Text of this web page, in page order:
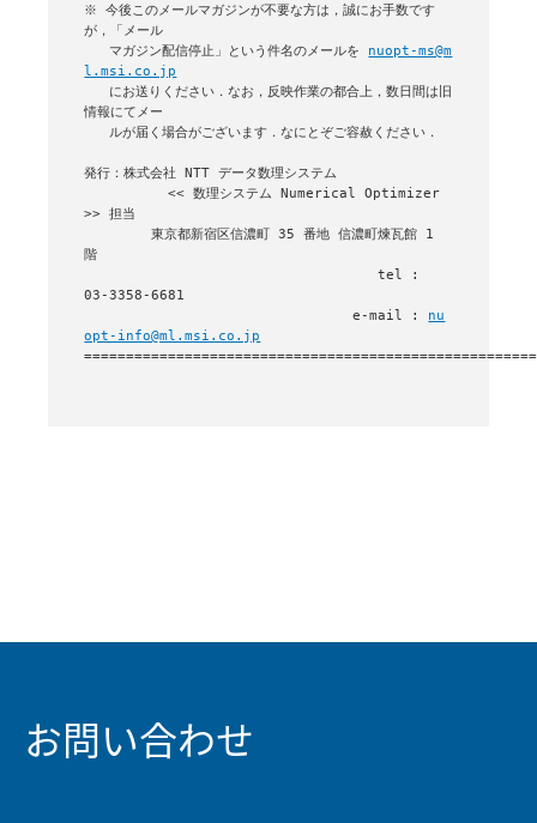
※ 今後このメールマガジンが不要な方は，誠にお手数です
が，「メール
   マガジン配信停止」という件名のメールを
nuopt-ms@m
l.msi.co.jp
情報にてメー
発行：株式会社 NTT データ数理システム
          << 数理システム Numerical Optimizer
>> 担当
        東京都新宿区信濃町 35 番地 信濃町煉瓦館 1
階
                                   tel :
03-3358-6681
                                e-mail :
nu
opt-info@ml.msi.co.jp
お問い合わせ